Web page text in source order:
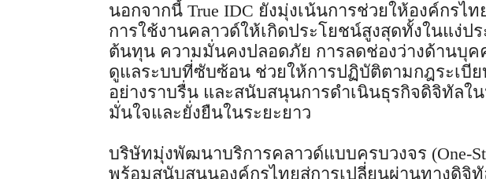
นอกจากนี้ True IDC ยังมุ่งเน้นการช่วยให้องค์กรไ
การใช้งานคลาวด์ให้เกิดประโยชน์สูงสุดทั้งในแง่ป
ต้นทุน ความมั่นคงปลอดภัย การลดช่องว่างด้านบุค
ดูแลระบบที่ซับซ้อน ช่วยให้การปฏิบัติตามกฎระเบีย
อย่างราบรื่น และสนับสนุนการดำเนินธุรกิจดิจิทัลใ
มั่นใจและยั่งยืนในระยะยาว
บริษัทมุ่งพัฒนาบริการคลาวด์แบบครบวงจร (One-
พร้อมสนับสนุนองค์กรไทยสู่การเปลี่ยนผ่านทางดิจิ